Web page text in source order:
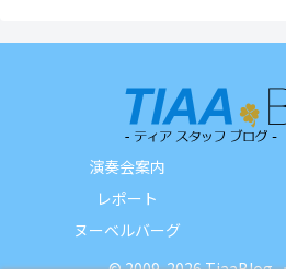
演奏会案内
レポート
ヌーベルバーグ
© 2009-2026 TiaaBlog -